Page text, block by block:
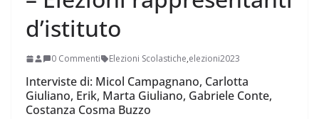
d’istituto
0 Commenti Elezioni Scolastiche,elezioni2023
Interviste di: Micol Campagnano, Carlotta
Giuliano, Erik, Marta Giuliano, Gabriele Conte,
Costanza Cosma Buzzo